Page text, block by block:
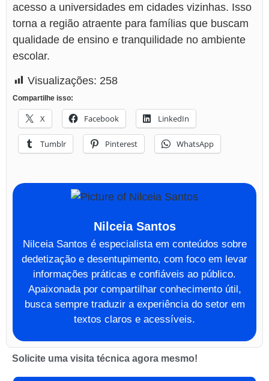
acesso a universidades em cidades vizinhas. Isso
torna a região atraente para famílias que buscam
qualidade de ensino e tranquilidade no ambiente
escolar.
Visualizações: 258
Compartilhe isso:
X Facebook LinkedIn
Tumblr Pinterest WhatsApp
Nilceia Santos
Nilceia Santos é especialista em conteúdos sobre
dedetização e desentupimento, com foco em levar
informações práticas e confiáveis ao público.
Apaixonada por compartilhar conhecimento útil,
busca sempre traduzir a experiência do setor em
textos claros e acessíveis.
Solicite uma visita técnica agora mesmo!